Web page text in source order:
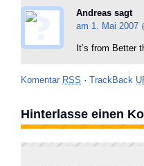
Andreas sagt
am 1. Mai 2007
It’s from Better
Komentar RSS · TrackBack
Hinterlasse einen